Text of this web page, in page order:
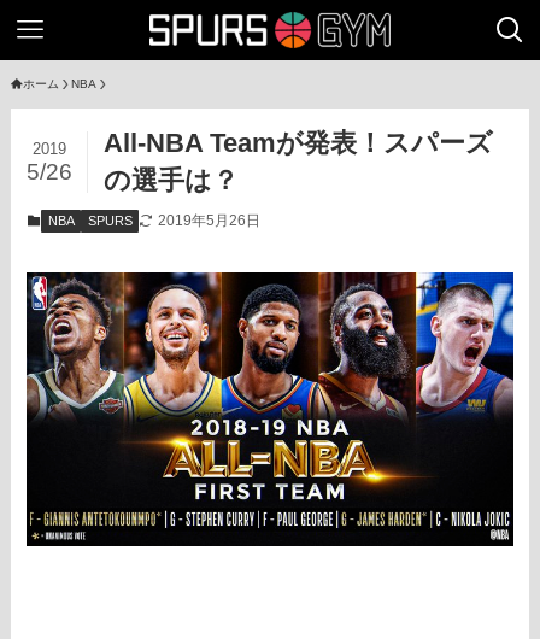
ホーム NBA
All-NBA Teamが発表！スパーズ
の選手は？
2019
5/26
NBA SPURS 2019年5月26日